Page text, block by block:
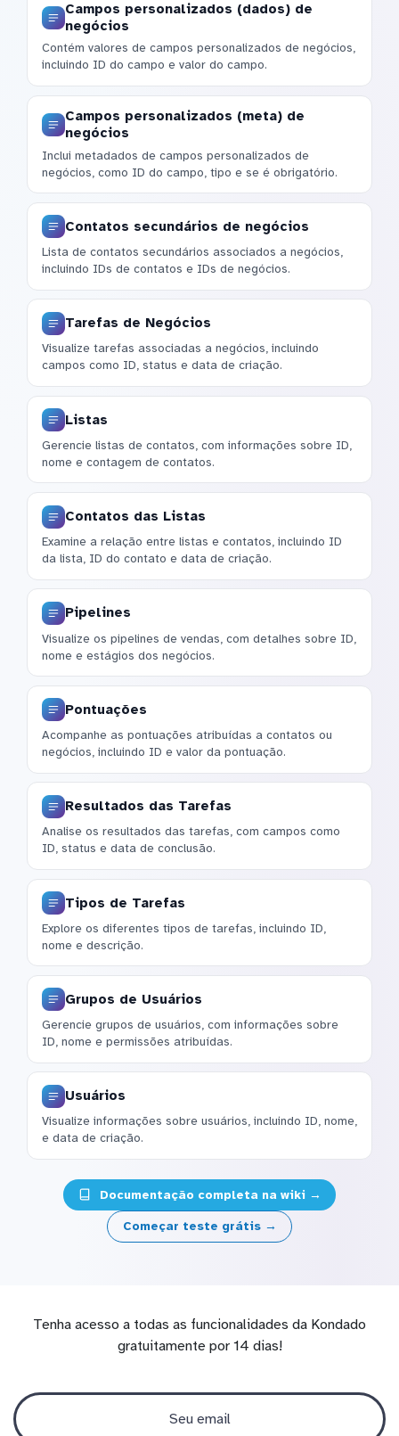
Campos personalizados (dados) de
negócios
Contém valores de campos personalizados de negócios,
incluindo ID do campo e valor do campo.
Campos personalizados (meta) de
negócios
Inclui metadados de campos personalizados de
negócios, como ID do campo, tipo e se é obrigatório.
Contatos secundários de negócios
Lista de contatos secundários associados a negócios,
incluindo IDs de contatos e IDs de negócios.
Tarefas de Negócios
Visualize tarefas associadas a negócios, incluindo
campos como ID, status e data de criação.
Listas
Gerencie listas de contatos, com informações sobre ID,
nome e contagem de contatos.
Contatos das Listas
Examine a relação entre listas e contatos, incluindo ID
da lista, ID do contato e data de criação.
Pipelines
Visualize os pipelines de vendas, com detalhes sobre ID,
nome e estágios dos negócios.
Pontuações
Acompanhe as pontuações atribuídas a contatos ou
negócios, incluindo ID e valor da pontuação.
Resultados das Tarefas
Analise os resultados das tarefas, com campos como
ID, status e data de conclusão.
Tipos de Tarefas
Explore os diferentes tipos de tarefas, incluindo ID,
nome e descrição.
Grupos de Usuários
Gerencie grupos de usuários, com informações sobre
ID, nome e permissões atribuídas.
Usuários
Visualize informações sobre usuários, incluindo ID, nome,
e data de criação.
Documentação completa na wiki →
Começar teste grátis →
Tenha acesso a todas as funcionalidades da Kondado
gratuitamente por 14 dias!